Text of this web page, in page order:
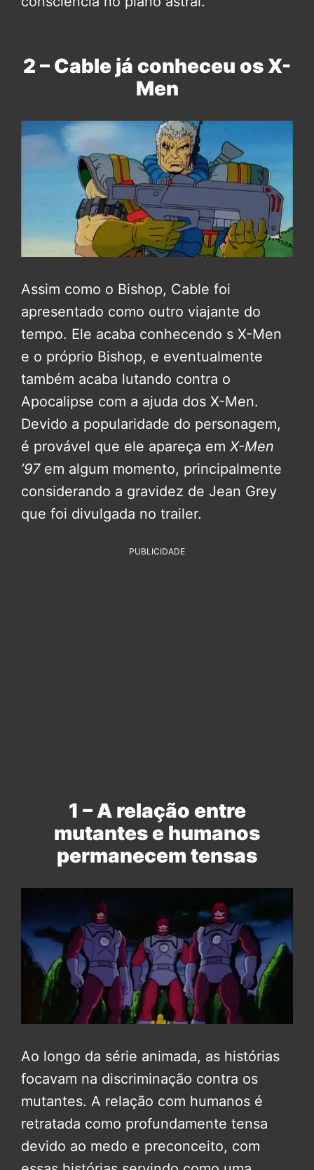
2 – Cable já conheceu os X-
Men
Assim como o Bishop, Cable foi
apresentado como outro viajante do
tempo. Ele acaba conhecendo s X-Men
e o próprio Bishop, e eventualmente
também acaba lutando contra o
Apocalipse com a ajuda dos X-Men.
Devido a popularidade do personagem,
é provável que ele apareça em X-Men
’97em algum momento, principalmente
considerando a gravidez de Jean Grey
que foi divulgada no trailer.
PUBLICIDADE
1 – A relação entre
mutantes e humanos
permanecem tensas
Ao longo da série animada, as histórias
focavam na discriminação contra os
mutantes. A relação com humanos é
retratada como profundamente tensa
devido ao medo e preconceito, com